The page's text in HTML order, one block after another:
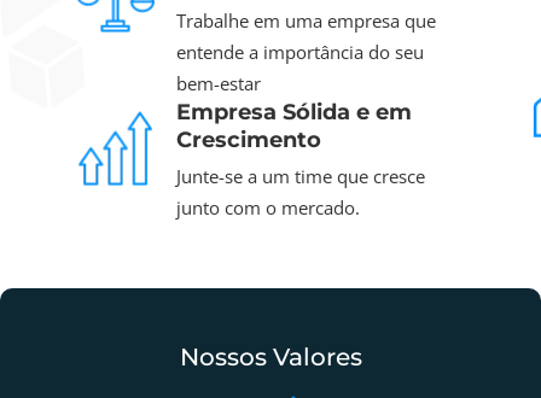
Trabalhe em uma empresa que
entende a importância do seu
bem-estar
Empresa Sólida e em
Crescimento
Junte-se a um time que cresce
junto com o mercado.
Nossos Valores​